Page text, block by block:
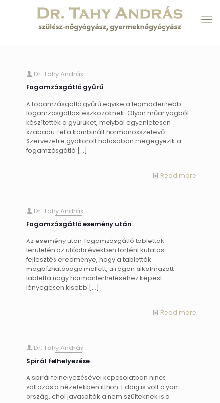
Dr. Tahy András
Fogamzásgátló gyűrű
A fogamzásgátló gyűrű egyike a legmodernebb
fogamzásgátlási eszközöknek. Olyan műanyagból
készítették a gyűrűket, melyből egyenletesen
szabadul fel a kombinált hormonösszetevő.
Szervezetre gyakorolt hatásában megegyezik a
fogamzásgátló […]
Read more
Dr. Tahy András
Fogamzásgátló esemény után
Az esemény utáni fogamzásgátló tabletták
területén az utóbbi években történt kutatás-
fejlesztés eredménye, hogy a tabletták
megbízhatósága mellett, a régen alkalmazott
tabletta nagy hormonterheléséhez képest
lényegesen kisebb […]
Read more
Dr. Tahy András
Spirál felhelyezése
A spirál felhelyezésével kapcsolatban nincs
változás a nézetekben itthon. Eddig is volt olyan
ország, ahol javasolták a nem szülteknek is a